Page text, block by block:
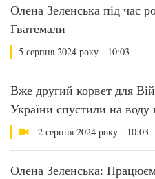
Олена Зеленська під час
Гватемали
5 серпня 2024 року - 10:03
Вже другий корвет для
України спустили на воду
2 серпня 2024 року - 10:03
Олена Зеленська: